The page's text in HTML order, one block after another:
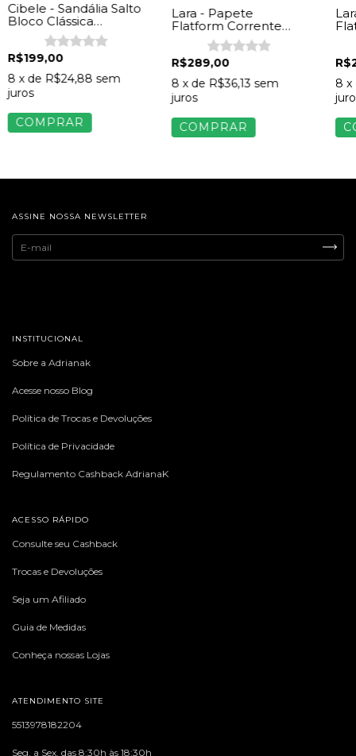
Cibele - Sandália Salto
Bloco Clássica
Feminina Napa Preto
R$199,00
8 x de R$24,88 sem
juros
COMPRAR
Lara - Papete
Flatform Corrente
Feminina Napa
Marrom
R$289,00
8 x de R$36,13 sem
juros
COMPRAR
8 x
ASSINE NOSSA NEWSLETTER
INSTITUCIONAL
Sobre a Adrianak
Acesse nosso Blog
Política de Trocas e Devoluções
Política de Privacidade
Regulamento Cashback AdrianaK
ACESSO RÁPIDO
Consulte seu Cashback
Trocas e Devoluções
Seja um Afiliado
Guia de Medidas
Conheça nossas Lojas
ATENDIMENTO SITE
5513978182204
Seg. a Sex. das 8:30h às 18:30h